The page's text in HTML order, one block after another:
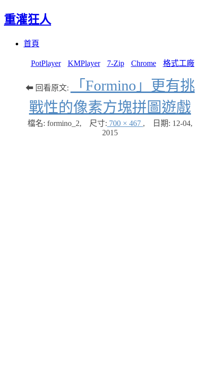
重灌狂人
首頁
PotPlayer KMPlayer 7-Zip Chrome 格式工廠
⬅ 回看原文:
「Formino」更有挑
戰性的像素方塊拼圖遊戲
檔名: formino_2, 尺寸: 700 × 467 , 日期: 12-04,
2015